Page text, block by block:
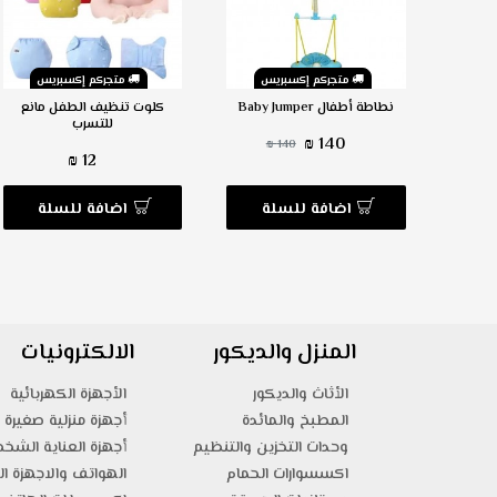
متجركم إكسبريس
نطاطة أطفال Baby Jumper
140 ₪
140 ₪
اضافة للسلة
متجركم إكسبريس
كلوت تنظيف الطفل مانع
للتسرب
12 ₪
اضافة للسلة
المنزل والديكور
الأثاث والديكور
المطبخ والمائدة
وحدات التخزين والتنظيم
اكسسوارات الحمام
الالكترونيات
الأجهزة الكهربائية
أجهزة منزلية صغيرة
أجهزة العناية
الهواتف والاجهزة